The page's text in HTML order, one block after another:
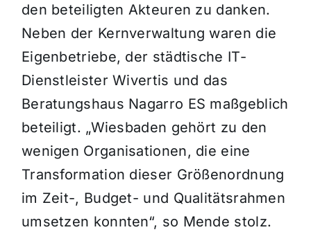
den beteiligten Akteuren zu danken.
Neben der Kernverwaltung waren die
Eigenbetriebe, der städtische IT-
Dienstleister Wivertis und das
Beratungshaus Nagarro ES maßgeblich
beteiligt. „Wiesbaden gehört zu den
wenigen Organisationen, die eine
Transformation dieser Größenordnung
im Zeit-, Budget- und Qualitätsrahmen
umsetzen konnten“, so Mende stolz.